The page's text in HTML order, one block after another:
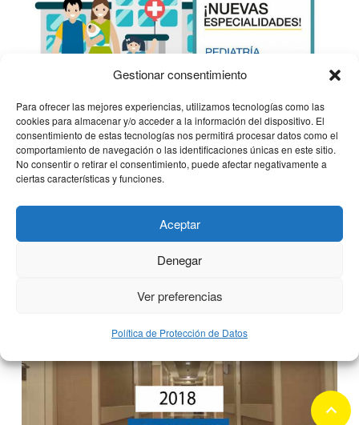
Gestionar consentimiento
Para ofrecer las mejores experiencias, utilizamos tecnologías como las
cookies para almacenar y/o acceder a la información del dispositivo. El
consentimiento de estas tecnologías nos permitirá procesar datos como el
comportamiento de navegación o las identificaciones únicas en este sitio.
No consentir o retirar el consentimiento, puede afectar negativamente a
ciertas características y funciones.
Aceptar
Denegar
Ver preferencias
Política de Protección de Datos
Clínica CEMTRO incorpora las
especialidades de Endocrinología,
Ginecología y Pediatría en
Montecarmelo
keyboard_arrow_up